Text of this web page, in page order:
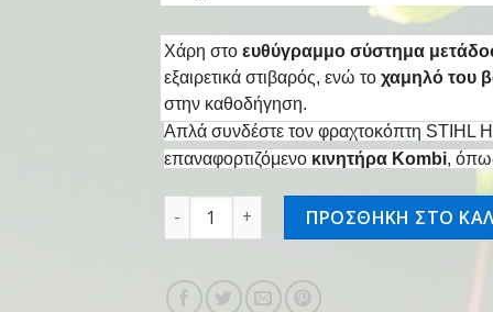
Χάρη στο ευθύγραμμο σύστημα
εξαιρετικά στιβαρός, ενώ το χαμηλό του
στην καθοδήγηση.
Απλά συνδέστε τον φραχτοκόπτη STIHL
επαναφορτιζόμενο κινητήρα Kombi,
τηλεσκοπικό ψαλίδι μπορντούρας 0°
ΠΡΟΣΘΗΚΗ ΣΤΟ